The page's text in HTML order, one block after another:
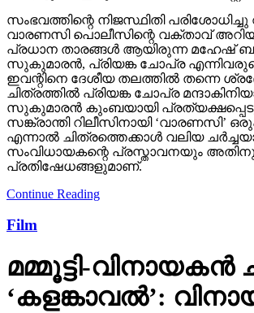
സംഭവത്തിന്റെ നിജസ്ഥിതി
വാരണസി പൊലീസിന്റെ വക്താവ്
പ്രധാന താരങ്ങള്‍ ആയിരുന്ന മഹേഷ്
സുകുമാരന്‍, പ്രിയങ്ക ചോപ്ര
ഇവന്റിനെ ദേശീയ തലത്തില്‍ തന്നെ
ചിത്രത്തില്‍ പ്രിയങ്ക ചോപ്ര
സുകുമാരന്‍ കുംബയായി
സങ്ക്രാന്തി റിലീസിനായി ‘വാരണസി’
എന്നാല്‍ ചിത്രത്തെക്കാള്‍ വലിയ
സംവിധായകന്റെ പ്രസ്താവനയും
പ്രതിഷേധങ്ങളുമാണ്.
Continue Reading
Film
മമ്മൂട്ടി-വിനായകന്‍
‘കളങ്കാവല്‍’: